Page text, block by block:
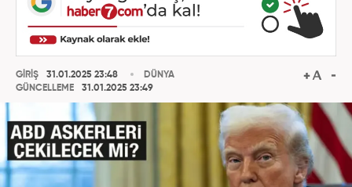
GİRİŞ
31.01.2025 23:48
GÜNCELLEME
31.01.2025 23:49
DÜNYA